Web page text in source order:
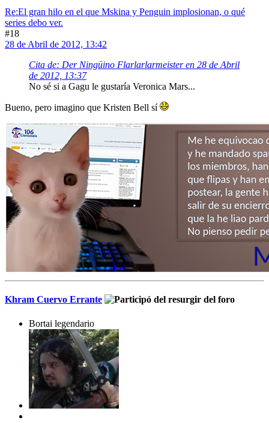
Re:El gran hilo en el que Mskina y Penguin implosionan, o qué
series debo ver.
#18
28 de Abril de 2012, 13:42
Cita de: Der Ningüino Flarlarlarmeister en 28 de Abril
de 2012, 13:37
No sé si a Gagu le gustaría Veronica Mars...
Bueno, pero imagino que Kristen Bell sí
Khram Cuervo Errante
Bortai legendario